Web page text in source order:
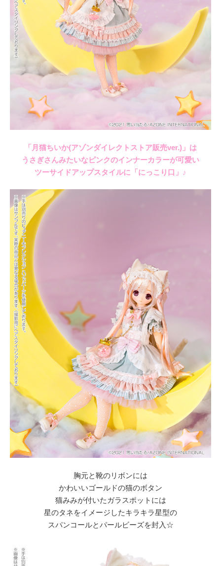
「月猫ちいか(アゾンダイレクトストア販売ver.)」は
うさぎさんみたいなピンクのインナーカラーが可愛い
ツーサイドアップスタイルに「にっこり口」♪
胸元と靴のリボンには
かわいいゴールドの猫のボタン
猫みみが付いたガラスポットには
星のタネをイメージしたキラキラ星型の
スパンコールとパールビーズを封入☆